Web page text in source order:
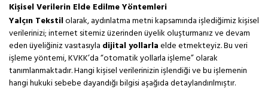
Kişisel Verilerin Elde Edilme Yöntemleri
Yalçın Tekstilolarak, aydınlatma metni kapsamında işlediğimiz kişisel
verilerinizi; internet sitemiz üzerinden üyelik oluşturmanız ve devam
eden üyeliğiniz vasıtasıyla dijital yollarlaelde etmekteyiz. Bu veri
işleme yöntemi, KVKK’da “otomatik yollarla işleme” olarak
tanımlanmaktadır. Hangi kişisel verilerinizin işlendiği ve bu işlemenin
hangi hukuki sebebe dayandığı bilgisi aşağıda detaylandırılmıştır.